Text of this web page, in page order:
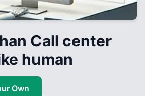
Call center
human
Own